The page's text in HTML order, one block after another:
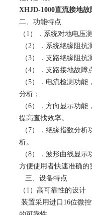
XHJD-1000直流接地故
二、功能特点
（1）．系统对地电
（2）．系统绝缘阻
（3）．支路绝缘阻
（4）．支路接地故
（5）．电流检测功
分析；
（6）．方向显示功
提高查找效率。
（7）．绝缘指数分
析。
（8）．波形曲线显
方便使用者快速准确
三、设备特点
（1）高可靠性的设计
装置采用进口16位微